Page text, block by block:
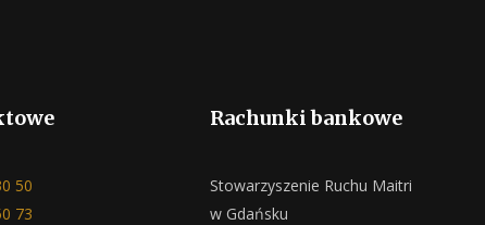
50
73
Rachunki bankowe
Stowarzyszenie Ruchu Maitri
w Gdańsku